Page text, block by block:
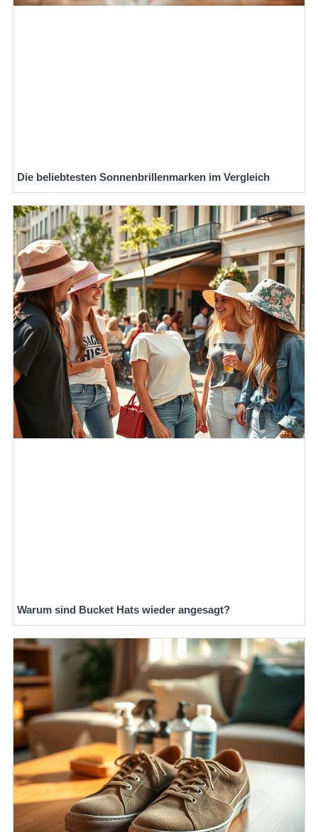
Die beliebtesten Sonnenbrillenmarken im Vergleich
Warum sind Bucket Hats wieder angesagt?